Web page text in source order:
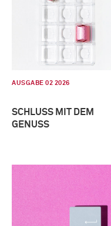
AUSGABE 02 2026
SCHLUSS MIT DEM
GENUSS